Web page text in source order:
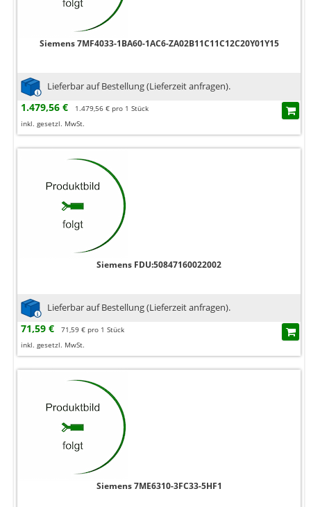
Siemens 7MF4033-1BA60-1AC6-ZA02B11C11C12C20Y01Y15
Lieferbar auf Bestellung (Lieferzeit anfragen).
1.479,56 €
1.479,56 € pro 1 Stück
inkl. gesetzl. MwSt.
Siemens FDU:50847160022002
Lieferbar auf Bestellung (Lieferzeit anfragen).
71,59 €
71,59 € pro 1 Stück
inkl. gesetzl. MwSt.
Siemens 7ME6310-3FC33-5HF1